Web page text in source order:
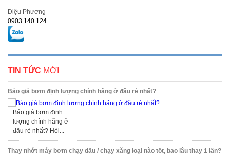
Diệu Phương
0903 140 124
TIN TỨC MỚI
Báo giá bơm định lượng chính hãng ở đâu rẻ nhất?
Báo giá bơm định
lượng chính hãng ở
đâu rẻ nhất? Hỏi...
Thay nhớt máy bơm chạy dầu / chạy xăng loại nào tốt, bao lâu thay 1 lần?